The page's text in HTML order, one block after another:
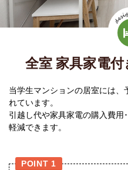
全室 家具家電
当学生マンションの居室には、
れています。
引越し代や家具家電の購入費用
軽減できます。
POINT 1